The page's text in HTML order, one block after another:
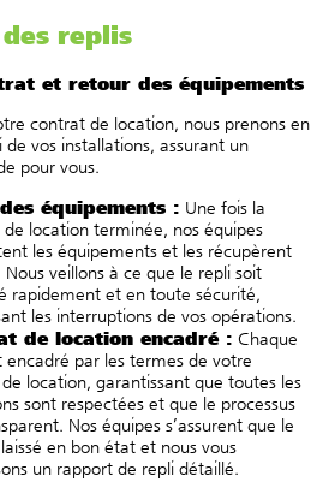
replis
et retour des équipements
contrat de location, nous prenons en
vos installations, assurant un
pour vous.
équipements : Une fois la
de location terminée, nos équipes
les équipements et les récupèrent
Nous veillons à ce que le repli soit
rapidement et en toute sécurité,
les interruptions de vos opérations.
de location encadré : Chaque
encadré par les termes de votre
location, garantissant que toutes les
sont respectées et que le processus
Nos équipes s’assurent que le
en bon état et nous vous
un rapport de repli détaillé.